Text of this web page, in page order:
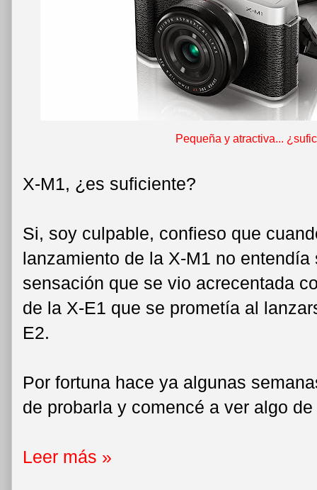
Pequeña y atractiva...
X-M1, ¿es suficiente?
Si, soy culpable, confieso que
lanzamiento de la X-M1 no entendía
sensación que se vio acrecentada
de la X-E1 que se prometía al
E2.
Por fortuna hace ya algunas
de probarla y comencé a ver algo
Leer más »